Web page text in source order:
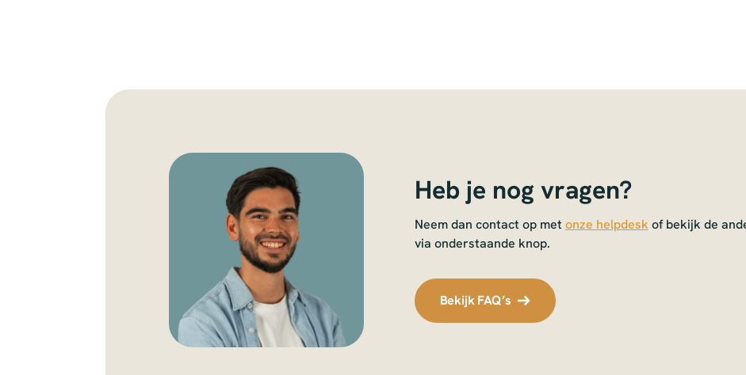
Heb je nog vragen?
Neem dan contact op met onze helpdesk of bekijk de
via onderstaande knop.
Bekijk FAQ’s